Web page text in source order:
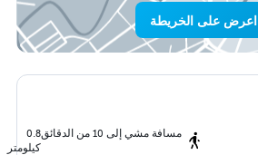
اعرض على الخريطة
مسافة مشي إلى 10 من الدقائق
0.8
كيلومتر